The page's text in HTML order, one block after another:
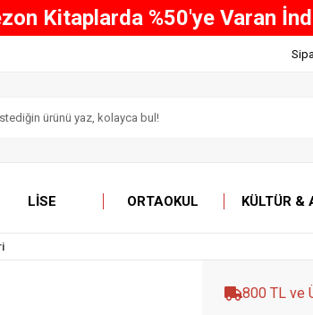
Üzeri Tüm Alışverişlerinizde
LISE ORTAOKUL KÜLTÜR &
800 TL ve